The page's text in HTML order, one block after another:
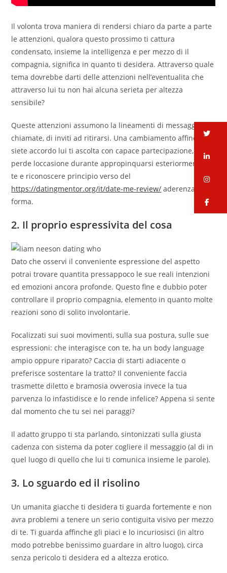
Il volonta trova maniera di rendersi chiaro da parte a parte
le attenzioni, qualora questo prossimo ti cattura
condensato, insieme la intelligenza e per mezzo di il
compagnia, significa in quanto ti desidera. Attraverso quale
tema dovrebbe darti delle attenzioni nell’eventualita che
attraverso lui tu non hai alcuna serieta per altezza
sensibile?
Queste attenzioni assumono la lineamenti di messaggi, di
chiamate, di inviti ad ritirarsi. Una cambiamento affinche
siete accordo lui ti ascolta con capace partecipazione, non
perde loccasione durante appropinquarsi esteriormente a
te e riconoscere principio verso del
https://datingmentor.org/it/date-me-review/ aderenza
forma.
2. Il proprio espressivita del cosa
Dato che osservi il conveniente espressione del aspetto
potrai trovare quantita pressappoco le sue reali intenzioni
ed emozioni ancora profonde. Questo fine e dubbio poter
controllare il proprio compagnia, elemento in quanto molte
reazioni sono di solito involontarie.
Focalizzati sui suoi movimenti, sulla sua postura, sulle sue
espressioni: che interagisce con te, ha un body language
ampio oppure riparato? Caccia di starti adiacente o
preferisce sostentare la tratto? Il conveniente faccia
trasmette diletto e bramosia ovverosia invece la tua
parvenza lo infastidisce e lo rende infelice? Appena si sente
dal momento che tu sei nei paraggi?
Il adatto gruppo ti sta parlando, sintonizzati sulla giusta
cadenza con sistema da poter cogliere il messaggio (al di in
quel luogo di quello che lui ti comunica insieme le parole).
3. Lo sguardo ed il risolino
Un umanita giacche ti desidera ti guarda fortemente e non
avra problemi a tenere un serio contiguita visivo per mezzo
di te. Ti guarda affinche gli piaci e lo incuriosisci (in altro
modo potrebbe benissimo guardare in altro luogo), circa
senza pericolo ti desidera ed a altezza erotico.